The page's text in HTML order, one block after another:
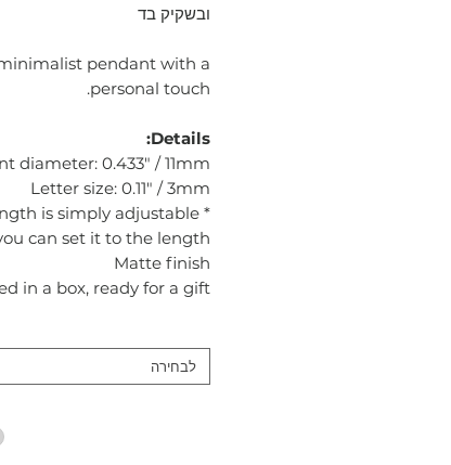
ובשקיק בד
pendant with a
personal touch.
Details:
diameter: 0.433" / 11mm
Letter size: 0.11" / 3mm
is simply adjustable
can set it to the length
Matte finish
in a box, ready for a gift
לבחירה